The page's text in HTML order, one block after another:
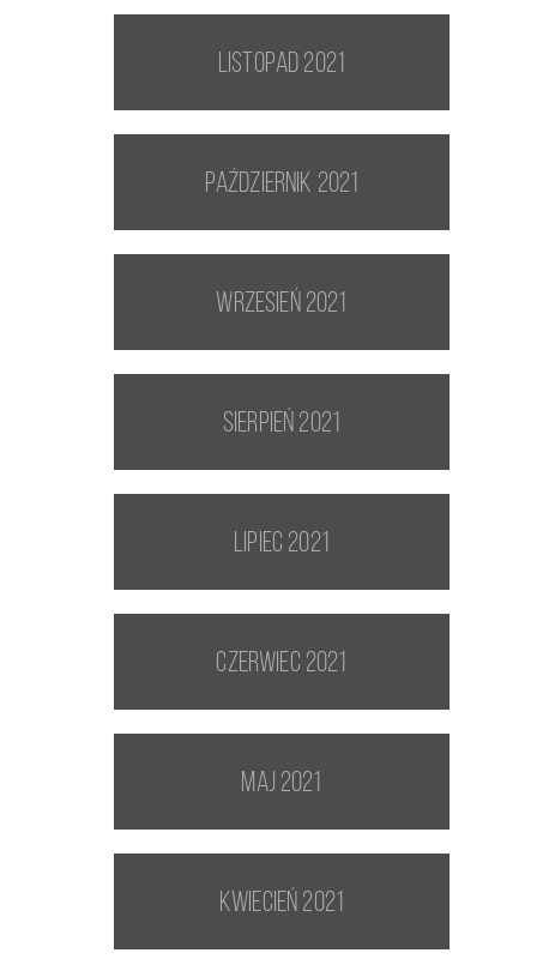
listopad 2021
październik 2021
wrzesień 2021
sierpień 2021
lipiec 2021
czerwiec 2021
maj 2021
kwiecień 2021